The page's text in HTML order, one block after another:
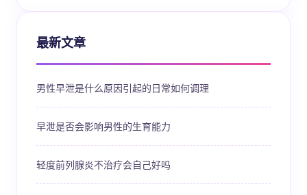
最新文章
男性早泄是什么原因引起的日常如何调理
早泄是否会影响男性的生育能力
轻度前列腺炎不治疗会自己好吗